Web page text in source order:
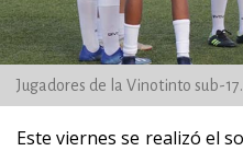
Jugadores de la Vinotinto sub-17.
Este viernes se realizó el